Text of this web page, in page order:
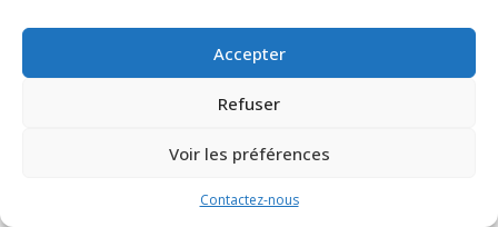
Accepter
Refuser
Voir les préférences
Contactez-nous
FAQ Mentions légales